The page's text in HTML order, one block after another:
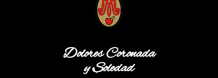
Dolores Coronada
y Soledad